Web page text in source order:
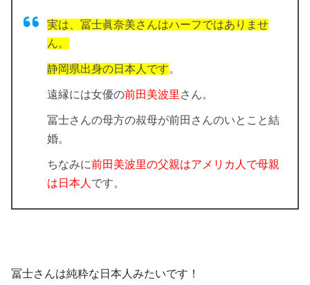
実は、冨士眞奈美さんはハーフではありませ
ん。
静岡県出身の日本人です。
遠縁には女優の前田美波里 さん。
冨士さんの母方の叔母が前田さんのいとこと結
婚。
ちなみに前田美波里の父親はアメリカ人で母親
は日本人 です。
冨士さんは純粋な日本人みたいです！